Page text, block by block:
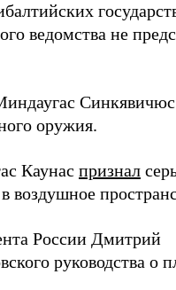
ведомства не
Синкявичюс
оружия.
Каунас признал
воздушное
России Дмитрий
руководства о